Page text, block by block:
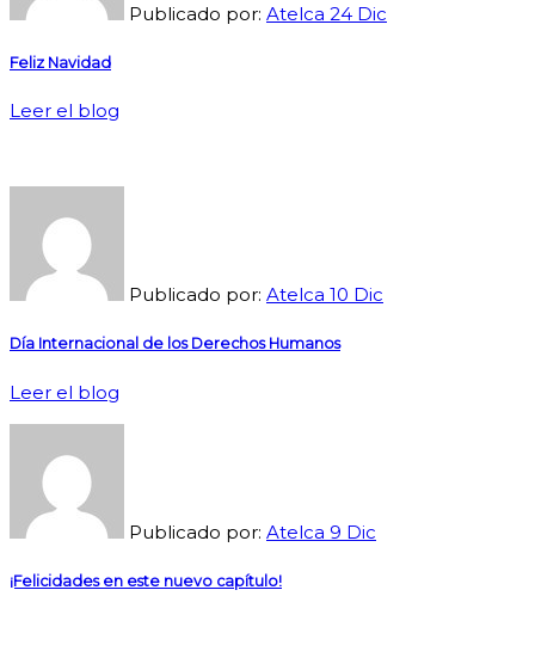
Publicado por: Atelca 24 Dic
Feliz Navidad
Leer el blog
Publicado por: Atelca 10 Dic
Día Internacional de los Derechos Humanos
Leer el blog
Publicado por: Atelca 9 Dic
¡Felicidades en este nuevo capítulo!